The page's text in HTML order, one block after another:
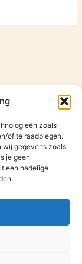
zoals
of te raadplegen.
wij gegevens zoals
je geen
een nadelige